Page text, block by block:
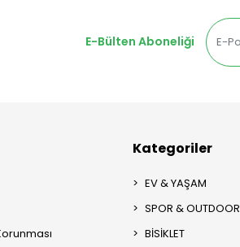
E-Bülten Aboneliği
Kategoriler
EV & YAŞAM
SPOR & OUTDOOR
BİSİKLET